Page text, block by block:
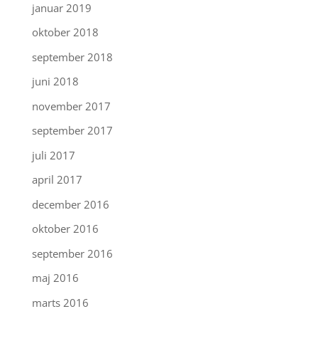
januar 2019
oktober 2018
september 2018
juni 2018
november 2017
september 2017
juli 2017
april 2017
december 2016
oktober 2016
september 2016
maj 2016
marts 2016